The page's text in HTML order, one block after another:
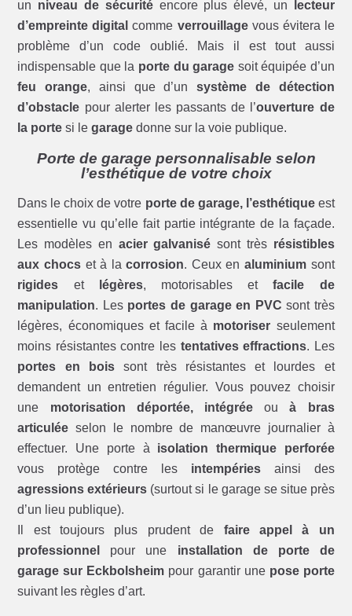
un niveau de sécuritéencore plus élevé, un
lecteur
d’empreinte digital comme verrouillagevous évitera le
problème d’un code oublié. Mais il est tout aussi
indispensable que la porte du garage soit équipée d’un
feu orange, ainsi que d’unsystème de détection
d’obstacle pour alerter les passants de l’ouverture de
la porte si legarage donne sur la voie publique.
Porte de garage personnalisable selon
l’esthétique de votre choix
Dans le choix de votre porte de garage, l’esthétiqueest
essentielle vu qu’elle fait partie intégrante de la façade.
Les modèles en acier galvanisé sont très résistibles
aux chocset à lacorrosion. Ceux enaluminium sont
rigides et légères, motorisables etfacile de
manipulation. Les portes de garage en PVC sont très
légères, économiques et facile à motoriser seulement
moins résistantes contre les tentatives effractions. Les
portes en boissont très résistantes et lourdes et
demandent un entretien régulier. Vous pouvez choisir
une motorisation déportée, intégrée ouà bras
articulée selon le nombre de manœuvre journalier à
effectuer. Une porte à isolation thermique perforée
vous protège contre les intempériesainsi des
agressions extérieurs (surtout si le garage se situe près
d’un lieu publique).
Il est toujours plus prudent de faire appel à un
professionnel
pour une installation de porte de
garage sur Eckbolsheim pour garantir une pose porte
suivant les règles d’art.